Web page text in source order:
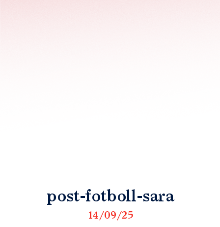
post-fotboll-sara
14/09/25